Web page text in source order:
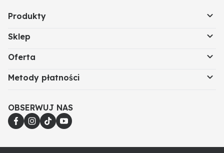
Produkty
Sklep
Oferta
Metody płatności
OBSERWUJ NAS